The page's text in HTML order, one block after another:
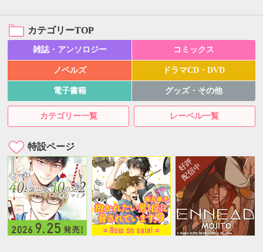
カテゴリーTOP
雑誌・アンソロジー コミックス
ノベルズ ドラマCD・DVD
電子書籍 グッズ・その他
カテゴリー一覧 レーベル一覧
特設ページ